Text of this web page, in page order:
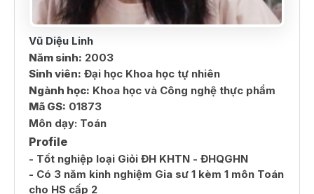
Vũ Diệu Linh
Năm sinh: 2003
Sinh viên: Đại học Khoa học tự nhiên
Ngành học: Khoa học và Công nghệ thực phẩm
Mã GS: 01873
Môn dạy: Toán
Profile
- Tốt nghiệp loại Giỏi ĐH KHTN - ĐHQGHN
- Có 3 năm kinh nghiệm Gia sư 1 kèm 1 môn Toán
cho HS cấp 2